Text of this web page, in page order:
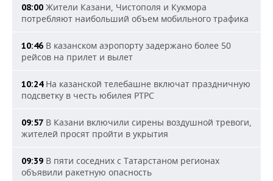
08:00 Жители Казани, Чистополя и Кукмора
потребляют наибольший объем мобильного трафика
10:46 В казанском аэропорту задержано более 50
рейсов на прилет и вылет
10:24На казанской телебашне включат праздничную
подсветку в честь юбилея РТРС
09:57 В Казани включили сирены воздушной тревоги,
жителей просят пройти в укрытия
09:39 В пяти соседних с Татарстаном регионах
объявили ракетную опасность